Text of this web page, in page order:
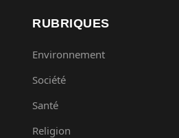
RUBRIQUES
Environnement
Société
Santé
Religion